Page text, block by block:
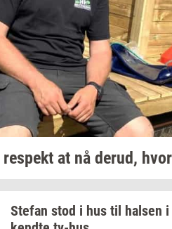
respekt at nå derud,
Ste­fan stod i hus til hal­sen i